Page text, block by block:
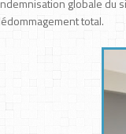
globale du
total.